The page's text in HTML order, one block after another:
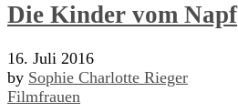
Die Kinder vom Napf
16. Juli 2016
by Sophie Charlotte Rieger
Filmfrauen